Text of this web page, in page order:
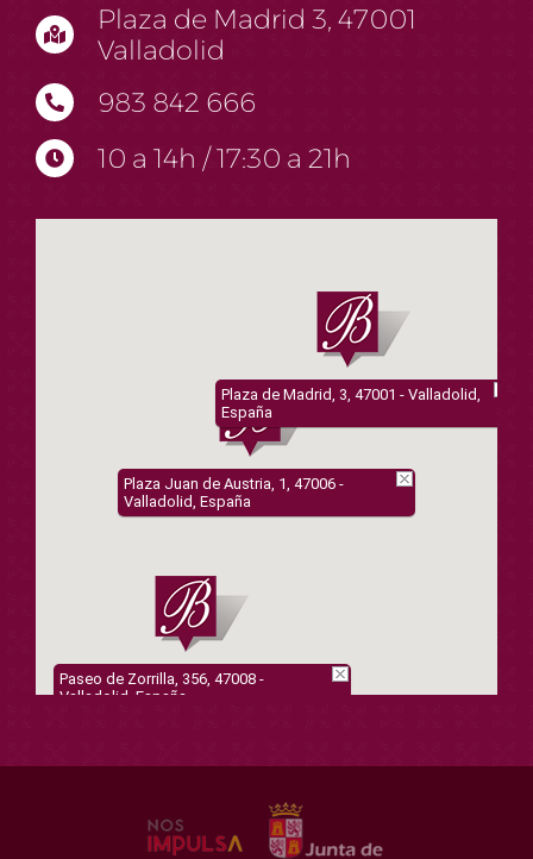
Plaza de Madrid 3, 47001
Valladolid
983 842 666
10 a 14h / 17:30 a 21h
Plaza Juan de Austria, 1, 47006 -
Valladolid, España
Paseo de Zorrilla, 356, 47008 -
Valladolid, España
Plaza de Madrid, 3, 47001 - Valladolid,
España